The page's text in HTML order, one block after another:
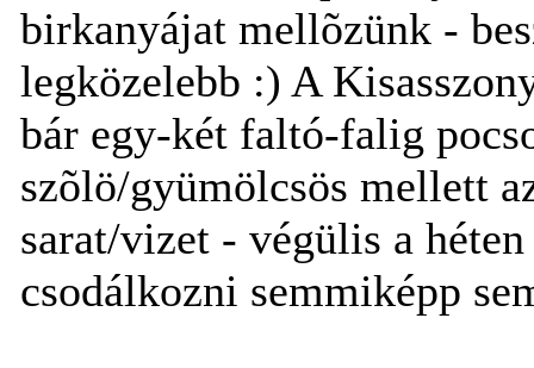
birkanyájat mellõzünk -
legközelebb :) A
bár egy-két faltó-falig
szõlö/gyümölcsös mellett
sarat/vizet - végülis a
csodálkozni semmiképp